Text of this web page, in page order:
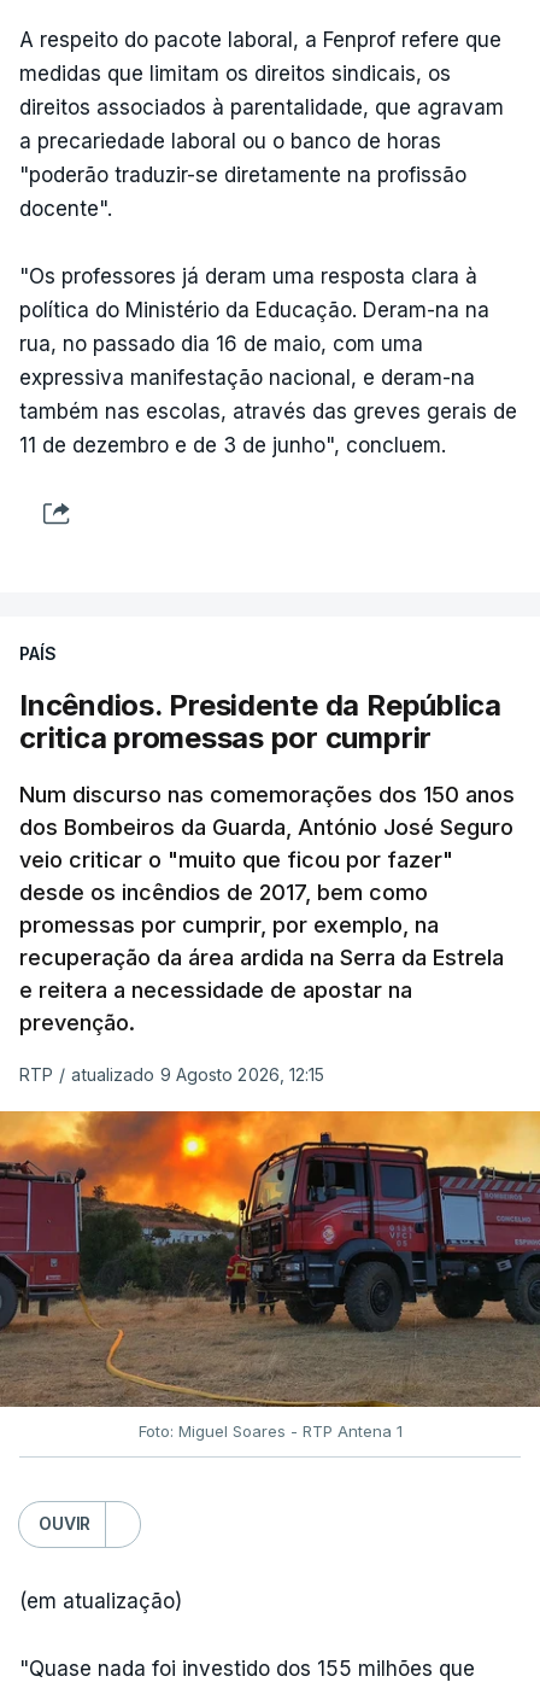
A respeito do pacote laboral, a Fenprof refere que
medidas que limitam os direitos sindicais, os
direitos associados à parentalidade, que agravam
a precariedade laboral ou o banco de horas
"poderão traduzir-se diretamente na profissão
docente".
"Os professores já deram uma resposta clara à
política do Ministério da Educação. Deram-na na
rua, no passado dia 16 de maio, com uma
expressiva manifestação nacional, e deram-na
também nas escolas, através das greves gerais de
11 de dezembro e de 3 de junho", concluem.
PAÍS
Incêndios. Presidente da República
critica promessas por cumprir
Num discurso nas comemorações dos 150 anos
dos Bombeiros da Guarda, António José Seguro
veio criticar o "muito que ficou por fazer"
desde os incêndios de 2017, bem como
promessas por cumprir, por exemplo, na
recuperação da área ardida na Serra da Estrela
e reitera a necessidade de apostar na
prevenção.
RTP / atualizado 9 Agosto 2026, 12:15
Foto: Miguel Soares - RTP Antena 1
OUVIR
(em atualização)
"Quase nada foi investido dos 155 milhões que